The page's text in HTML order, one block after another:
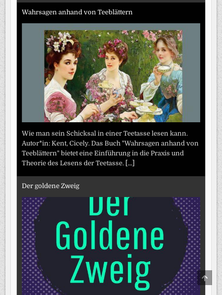
Wahrsagen anhand von Teeblättern
Wie man sein Schicksal in einer Teetasse lesen kann.
Autor*in: Kent, Cicely. Das Buch "Wahrsagen anhand von
Teeblättern" bietet eine Einführung in die Praxis und
Theorie des Lesens der Teetasse. [...]
Der goldene Zweig
TO
TOP